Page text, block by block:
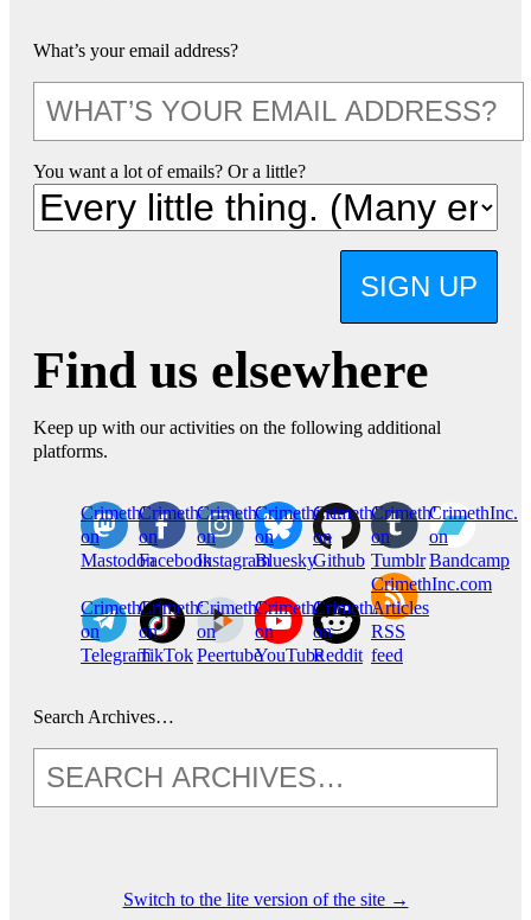
What’s your email address?
You want a lot of emails? Or a little?
SIGN UP
Find us elsewhere
Keep up with our activities on the following additional
platforms.
CrimethInc.
on
Mastodon
Crimethinc.
on
Facebook
Crimethinc.
on
Instagram
Crimethinc.
on
Bluesky
CrimethInc.
on
Github
CrimethInc.
on
Tumblr
CrimethInc.
on
Bandcamp
CrimethInc.
on
Telegram
Crimethinc.
on
TikTok
CrimethInc.
on
Peertube
CrimethInc.
on
YouTube
CrimethInc.
on
Reddit
CrimethInc.com
Articles
RSS
feed
Search Archives…
Switch to the lite version of the site →